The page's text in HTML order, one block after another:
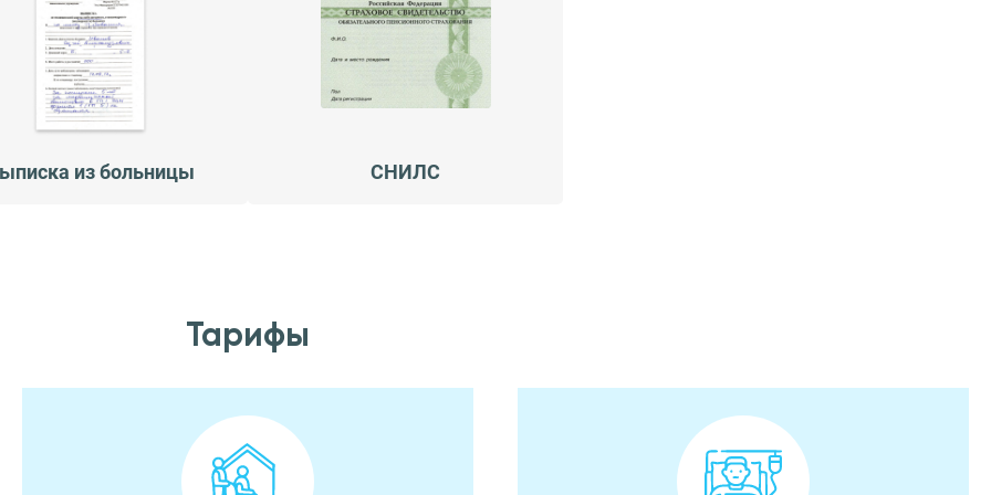
из больницы СНИЛС
Тарифы